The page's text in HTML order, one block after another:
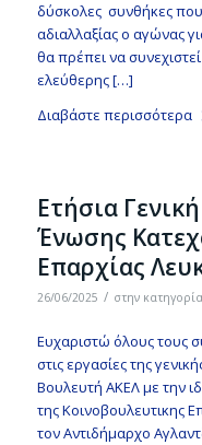
δύσκολες συνθήκες
αδιαλλαξίας ο αγώνας
θα πρέπει να
ελεύθερης […]
Διαβάστε περισσότερα
Ετήσια
Ένωσης
Επαρχίας
26/06/2025 / στην κατηγορία
Ευχαριστώ όλους τους
στις εργασίες της
Βουλευτή ΑΚΕΛ με την
της Κοινοβουλευτικης
τον Αντιδήμαρχο